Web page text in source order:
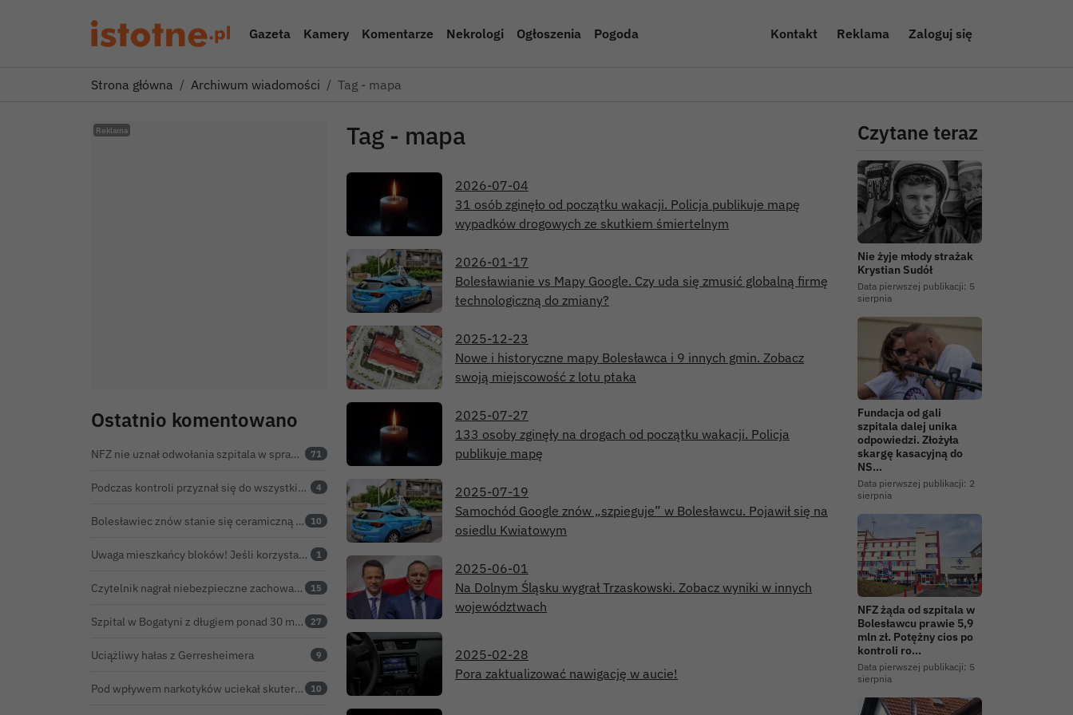
Gazeta Kamery Komentarze Nekrologi Ogłoszenia Pogoda Kontakt Reklama Zaloguj się
Strona główna Archiwum wiadomości Tag - mapa
Ostatnio komentowano
NFZ nie uznał odwołania szpitala w sprawie prawie 5,9 mln zł. Barczyk: rozważamy sąd 71
Podczas kontroli przyznał się do wszystkiego. Kierowca natychmiast stracił prawo jazdy 4
Bolesławiec znów stanie się ceramiczną stolicą Polski. Zbliża się 32. Święto Ceramiki 10
Uwaga mieszkańcy bloków! Jeśli korzystacie z tzw. junkersów, przeczytajcie to koniecznie 1
Czytelnik nagrał niebezpieczne zachowanie przy przejściu dla pieszych w Bolesławcu 15
Szpital w Bogatyni z długiem ponad 30 mln zł. Ratunkiem ma być połączenie z Bolesławcem 27
Uciążliwy hałas z Gerresheimera 9
Pod wpływem narkotyków uciekał skuterem. Pościg zakończył w polu kukurydzy 10
Tag - mapa
2026-07-04
31 osób zginęło od początku wakacji. Policja publikuje mapę
wypadków drogowych ze skutkiem śmiertelnym
2026-01-17
Bolesławianie vs Mapy Google. Czy uda się zmusić globalną firmę
technologiczną do zmiany?
2025-12-23
Nowe i historyczne mapy Bolesławca i 9 innych gmin. Zobacz
swoją miejscowość z lotu ptaka
2025-07-27
133 osoby zginęły na drogach od początku wakacji. Policja
publikuje mapę
2025-07-19
Samochód Google znów „szpieguje” w Bolesławcu. Pojawił się na
osiedlu Kwiatowym
2025-06-01
Na Dolnym Śląsku wygrał Trzaskowski. Zobacz wyniki w innych
województwach
2025-02-28
Pora zaktualizować nawigację w aucie!
Czytane teraz
Nie żyje młody strażak
Krystian Sudół
Data pierwszej publikacji: 5
sierpnia
Fundacja od gali
szpitala dalej unika
odpowiedzi. Złożyła
skargę kasacyjną do
NS…
Data pierwszej publikacji: 2
sierpnia
NFZ żąda od szpitala w
Bolesławcu prawie 5,9
mln zł. Potężny cios po
kontroli ro…
Data pierwszej publikacji: 5
sierpnia